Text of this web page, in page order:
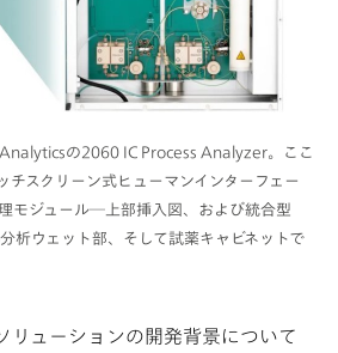
の2060 IC Process Analyzer。ここ
チスクリーン式ヒューマンインターフェー
モジュール―上部挿入図、および統合型
析ウェット部、そして試薬キャビネットで
リューションの開発背景について